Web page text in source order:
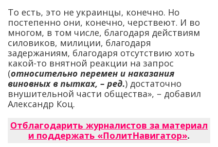
То есть, это не украинцы, конечно. Но
постепенно они, конечно, черствеют. И во
многом, в том числе, благодаря действиям
силовиков, милиции, благодаря
задержаниям, благодаря отсутствию хоть
какой-то внятной реакции на запрос
(относительно перемен и наказания
виновных в пытках, – ред.) достаточно
внушительной части общества», – добавил
Александр Коц.
Отблагодарить журналистов за материал
и поддержать «ПолитНавигатор».